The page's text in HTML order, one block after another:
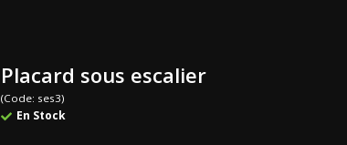
Placard sous escalier
(Code: ses3)
En Stock